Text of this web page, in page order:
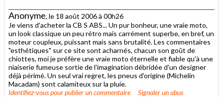
Anonyme, le 18 août 2006 à 00h26
Je viens d'acheter la CB S ABS... Un pur bonheur, une vraie moto,
un look classique un peu rétro mais carrément superbe, en bref, un
moteur coupleux, puissant mais sans brutalité. Les commentaires
"esthétiques" sur ce site sont acharnés, chacun son goût de
chiottes, moi je préfère une vraie moto éternelle et fiable qu'à une
niaiserie fumeuse sortie de l'imagination débridée d'un designer
déjà périmé. Un seul vrai regret, les pneus d'origine (Michelin
Macadam) sont calamiteux sur la pluie.
Identifiez-vouspour publier un commentaire Signaler un abus